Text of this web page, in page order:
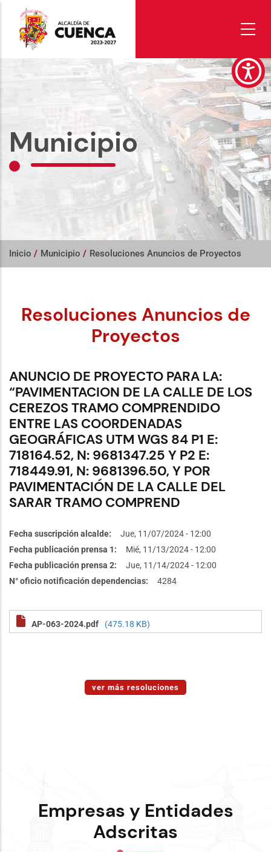
contenido
principal
Municipio
Inicio / Municipio / Resoluciones Anuncios de Proyectos
Resoluciones Anuncios de
Proyectos
ANUNCIO DE PROYECTO PARA LA:
“PAVIMENTACION DE LA CALLE DE LOS
CEREZOS TRAMO COMPRENDIDO
ENTRE LAS COORDENADAS
GEOGRÁFICAS UTM WGS 84 P1 E:
718164.52, N: 9681347.25 Y P2 E:
718449.91, N: 9681396.50, Y POR
PAVIMENTACIÓN DE LA CALLE DEL
SARAR TRAMO COMPREND
Fecha suscripción alcalde
Jue, 11/07/2024 - 12:00
Fecha publicación prensa 1
Mié, 11/13/2024 - 12:00
Fecha publicación prensa 2
Jue, 11/14/2024 - 12:00
N° oficio notificación dependencias
4284
AP-063-2024.pdf (475.18 KB)
ver más resoluciones
Empresas y Entidades
Adscritas